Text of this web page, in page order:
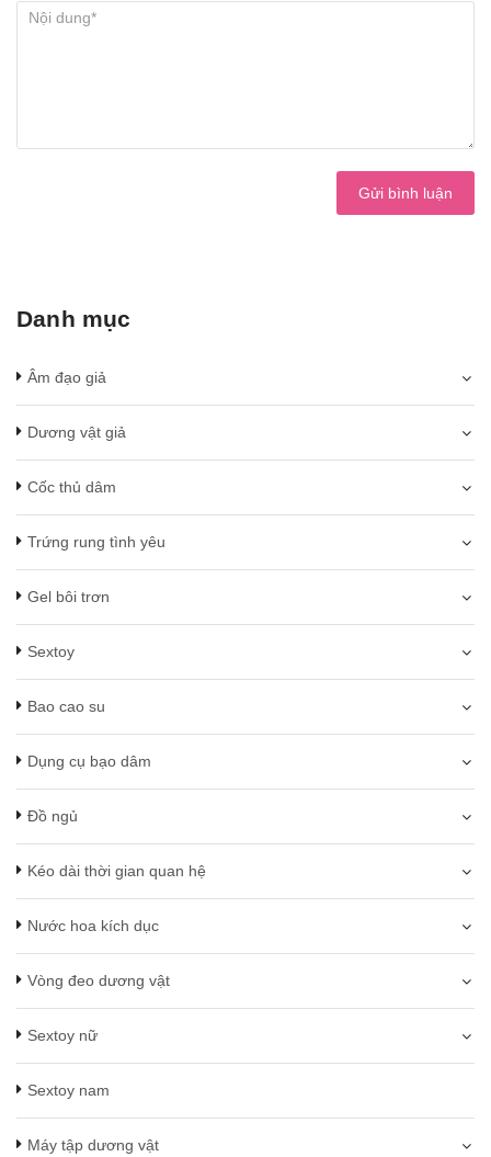
Gửi bình luận
Danh mục
Âm đạo giả
Dương vật giả
Cốc thủ dâm
Trứng rung tình yêu
Gel bôi trơn
Sextoy
Bao cao su
Dụng cụ bạo dâm
Đồ ngủ
Kéo dài thời gian quan hệ
Nước hoa kích dục
Vòng đeo dương vật
Sextoy nữ
Sextoy nam
Máy tập dương vật